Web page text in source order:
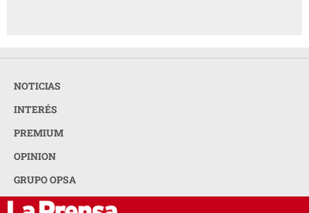
NOTICIAS
INTERÉS
PREMIUM
OPINION
GRUPO OPSA